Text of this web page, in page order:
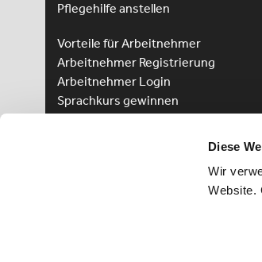
Diese
Wir
Website.
Pflegehilfe anstellen
Vorteile für Arbeitnehmer
Arbeitnehmer Registrierung
Arbeitnehmer Login
Sprachkurs gewinnen